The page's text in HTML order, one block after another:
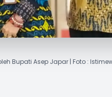
Bupati Asep Japar | Foto :